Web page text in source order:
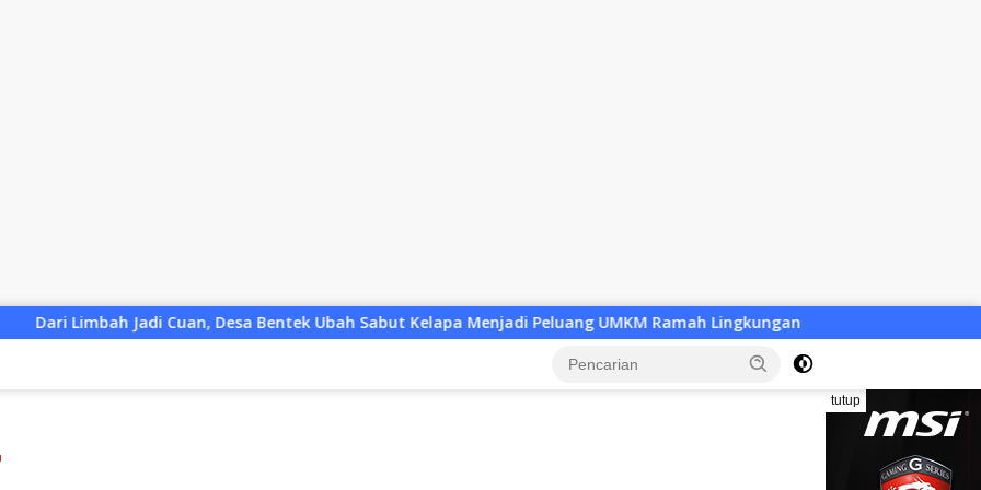
Desa Bentek Ubah Sabut Kelapa Menjadi Peluang UMKM Ramah Lingkungan Desa Baru Tak Lagi Sekadar Wacana,
tutup